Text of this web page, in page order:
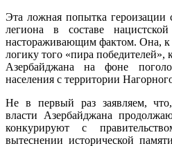
Эта ложная попытка героизации
легиона в составе
настораживающим фактом. Она, к
логику того «пира
Азербайджана на фоне
населения с территории
Не в первый раз заявляем,
власти Азербайджана
конкурируют с
вытеснении исторической